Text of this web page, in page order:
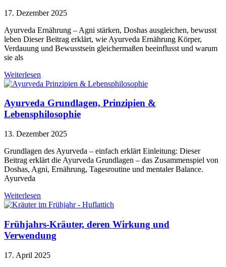
17. Dezember 2025
Ayurveda Ernährung – Agni stärken, Doshas ausgleichen, bewusst
leben Dieser Beitrag erklärt, wie Ayurveda Ernährung Körper,
Verdauung und Bewusstsein gleichermaßen beeinflusst und warum
sie als
Weiterlesen
Ayurveda Grundlagen, Prinzipien &
Lebensphilosophie
13. Dezember 2025
Grundlagen des Ayurveda – einfach erklärt Einleitung: Dieser
Beitrag erklärt die Ayurveda Grundlagen – das Zusammenspiel von
Doshas, Agni, Ernährung, Tagesroutine und mentaler Balance.
Ayurveda
Weiterlesen
Frühjahrs-Kräuter, deren Wirkung und
Verwendung
17. April 2025